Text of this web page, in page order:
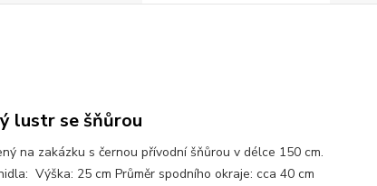
lustr se šňůrou
na zakázku s černou přívodní šňůrou v délce 150 cm.
Výška: 25 cm Průměr spodního okraje: cca 40 cm